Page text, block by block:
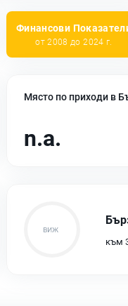
Финансови
от 2008 до 2024 г.
Място по приходи в
n.a.
към